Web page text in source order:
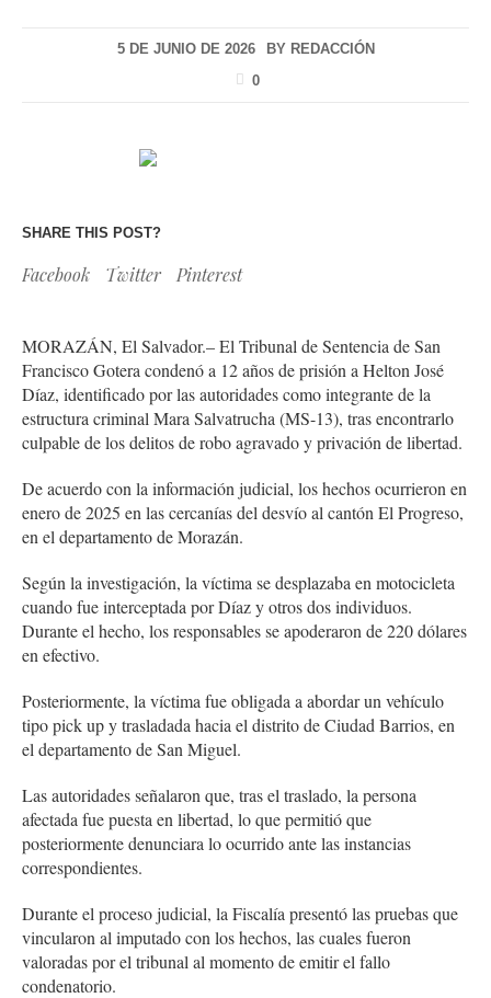
5 DE JUNIO DE 2026 BY REDACCIÓN
0
SHARE THIS POST?
Facebook Twitter Pinterest
MORAZÁN, El Salvador.– El Tribunal de Sentencia de San
Francisco Gotera condenó a 12 años de prisión a Helton José
Díaz, identificado por las autoridades como integrante de la
estructura criminal Mara Salvatrucha (MS-13), tras encontrarlo
culpable de los delitos de robo agravado y privación de libertad.
De acuerdo con la información judicial, los hechos ocurrieron en
enero de 2025 en las cercanías del desvío al cantón El Progreso,
en el departamento de Morazán.
Según la investigación, la víctima se desplazaba en motocicleta
cuando fue interceptada por Díaz y otros dos individuos.
Durante el hecho, los responsables se apoderaron de 220 dólares
en efectivo.
Posteriormente, la víctima fue obligada a abordar un vehículo
tipo pick up y trasladada hacia el distrito de Ciudad Barrios, en
el departamento de San Miguel.
Las autoridades señalaron que, tras el traslado, la persona
afectada fue puesta en libertad, lo que permitió que
posteriormente denunciara lo ocurrido ante las instancias
correspondientes.
Durante el proceso judicial, la Fiscalía presentó las pruebas que
vincularon al imputado con los hechos, las cuales fueron
valoradas por el tribunal al momento de emitir el fallo
condenatorio.